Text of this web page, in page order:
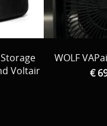
// tout la reste
de réception, Peson ...
Voltair
WOLF
€